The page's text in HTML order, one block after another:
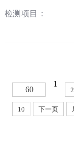
检测项目：
60
1
2
10 下一页